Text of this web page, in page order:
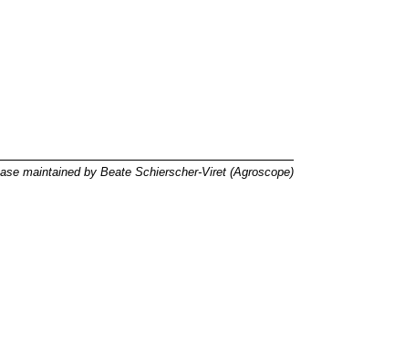
maintained by Beate Schierscher-Viret (Agroscope)